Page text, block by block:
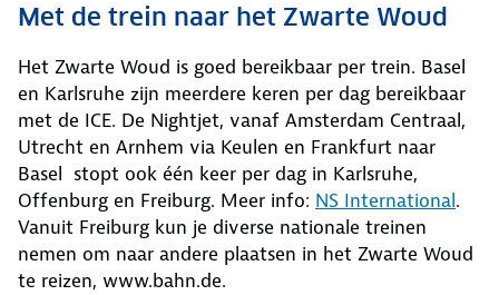
Met de trein naar het Zwarte Woud
Het Zwarte Woud is goed bereikbaar per trein. Basel
en Karlsruhe zijn meerdere keren per dag bereikbaar
met de ICE. De Nightjet, vanaf Amsterdam Centraal,
Utrecht en Arnhem via Keulen en Frankfurt naar
Basel stopt ook één keer per dag in Karlsruhe,
Offenburg en Freiburg. Meer info: NS International.
Vanuit Freiburg kun je diverse nationale treinen
nemen om naar andere plaatsen in het Zwarte Woud
te reizen, www.bahn.de.